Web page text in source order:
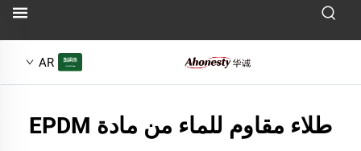
AR
طلاء مقاوم للماء من مادة EPDM